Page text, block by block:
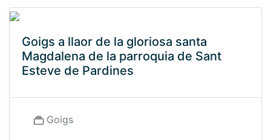
Goigs a llaor de la gloriosa santa
Magdalena de la parroquia de Sant
Esteve de Pardines
Goigs